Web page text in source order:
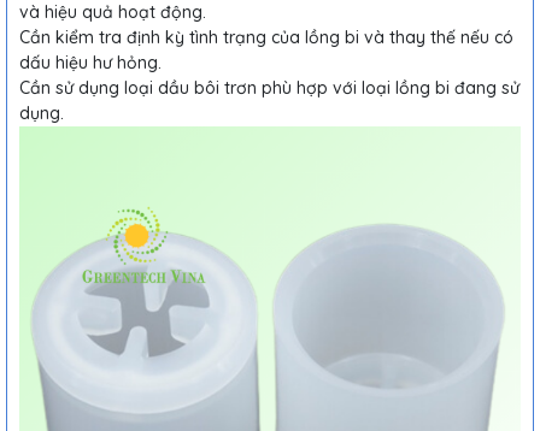
và hiệu quả hoạt động.
Cần kiểm tra định kỳ tình trạng của lồng bi và thay thế nếu có
dấu hiệu hư hỏng.
Cần sử dụng loại dầu bôi trơn phù hợp với loại lồng bi đang sử
dụng.